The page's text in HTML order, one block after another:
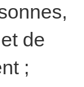
de
;